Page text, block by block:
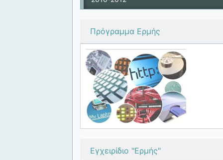
Πρόγραμμα Ερμής
Εγχειρίδιο "Ερμής"